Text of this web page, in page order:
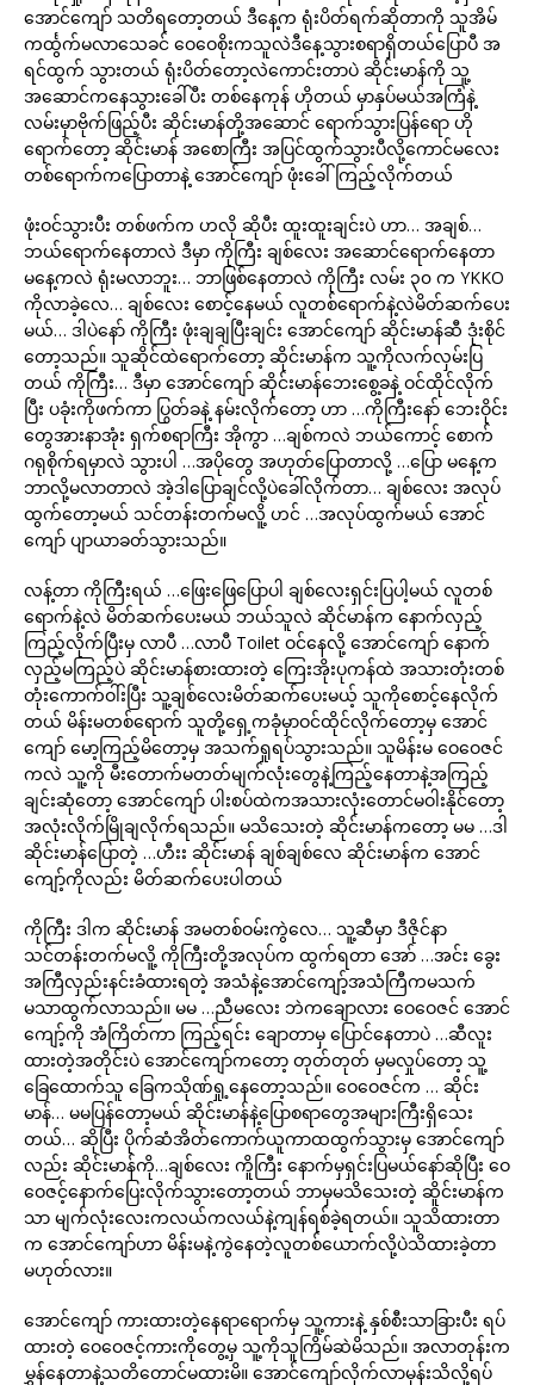
အောင်ကျော် သတိရတော့တယ် ဒီနေ့က ရုံးပိတ်ရက်ဆိုတာကို သူအိမ်
ကင်္ထွက်မလာသေခင် ဝေဝေစိုးကသူလဲဒီနေ့သွားစရာရှိတယ်ပြောပီ အ
ရင်ထွက် သွားတယ် ရုံးပိတ်တော့လဲကောင်းတာပဲ ဆိုင်းမာန်ကို သူ့
အဆောင်ကနေသွားခေါ်ပီး တစ်နေကုန် ဟိုတယ် မှာနှပ်မယ်အကြံနဲ့
လမ်းမှာဗိုက်ဖြည့်ပီး ဆိုင်းမာန်တို့အဆောင် ရောက်သွားပြန်ရော ဟို
ရောက်တော့ ဆိုင်းမာန် အစောကြီး အပြင်ထွက်သွားပီလို့ကောင်မလေး
တစ်ရောက်ကပြောတာနဲ့ အောင်ကျော် ဖုံးခေါ်ကြည့်လိုက်တယ်
ဖုံးဝင်သွားပီး တစ်ဖက်က ဟလို ဆိုပီး ထူးထူးချင်းပဲ ဟာ… အချစ်…
ဘယ်ရောက်နေတာလဲ ဒီမှာ ကိုကြီး ချစ်လေး အဆောင်ရောက်နေတာ
မနေ့ကလဲ ရုံးမလာဘူး… ဘာဖြစ်နေတာလဲ ကိုကြီး လမ်း ၃၀ က YKKO
ကိုလာခဲ့လေ… ချစ်လေး စောင့်နေမယ် လူတစ်ရောက်နဲ့လဲမိတ်ဆက်ပေး
မယ်… ဒါပဲနော် ကိုကြီး ဖုံးချချပြီးချင်း အောင်ကျော် ဆိုင်းမာန်ဆီ ဒုံးစိုင်
တော့သည်။ သူဆိုင်ထဲရောက်တော့ ဆိုင်းမာန်က သူ့ကိုလက်လှမ်းပြ
တယ် ကိုကြီး… ဒီမှာ အောင်ကျော် ဆိုင်းမာန်ဘေးစွေ့ခနဲ့ ဝင်ထိုင်လိုက်
ပြီး ပခုံးကိုဖက်ကာ ပြွတ်ခနဲ့ နမ်းလိုက်တော့ ဟာ …ကိုကြီးနော် ဘေးဝိုင်း
တွေအားနာအုံး ရှက်စရာကြီး အိုကွာ …ချစ်ကလဲ ဘယ်ကောင့် စောက်
ဂရုစိုက်ရမှာလဲ သွားပါ …အပိုတွေ အဟုတ်ပြောတာလို့ …ပြော မနေ့က
ဘာလို့မလာတာလဲ အဲ့ဒါပြောချင်လို့ပဲခေါ်လိုက်တာ… ချစ်လေး အလုပ်
ထွက်တော့မယ် သင်တန်းတက်မလိူ့ ဟင် …အလုပ်ထွက်မယ် အောင်
ကျော် ပျာယာခတ်သွားသည်။
လန့်တာ ကိုကြီးရယ် …ဖြေးဖြေပြောပါ ချစ်လေးရှင်းပြပါ့မယ် လူတစ်
ရောက်နဲ့လဲ မိတ်ဆက်ပေးမယ် ဘယ်သူလဲ ဆိုင်မာန်က နောက်လှည့်
ကြည့်လိုက်ပြီးမှ လာပီ …လာပီ Toilet ဝင်နေလို့ အောင်ကျော် နောက်
လှည့်မကြည့်ပဲ ဆိုင်းမာန်စားထားတဲ့ ကြေးအိုးပုကန်ထဲ အသားတုံးတစ်
တုံးကောက်ဝါ်းပြီး သူ့ချစ်လေးမိတ်ဆက်ပေးမယ့် သူကိုစောင့်နေလိုက်
တယ် မိန်းမတစ်ရောက် သူတို့ရှေ့ကခုံမှာဝင်ထိုင်လိုက်တော့မှ အောင်
ကျော် မော့ကြည့်မိတော့မှ အသက်ရှုရပ်သွားသည်။ သူမိန်းမ ဝေဝေဇင်
ကလဲ သူ့ကို မီးတောက်မတတ်မျက်လုံးတွေနဲ့ကြည့်နေတာနဲ့အကြည့်
ချင်းဆုံတော့ အောင်ကျော် ပါးစပ်ထဲကအသားလုံးတောင်မဝါးနိုင်တော့
အလုံးလိုက်မြိုချလိုက်ရသည်။ မသိသေးတဲ့ ဆိုင်းမာန်ကတော့ မမ …ဒါ
ဆိုင်းမာန်ပြောတဲ့ …ဟီးး ဆိုင်းမာန် ချစ်ချစ်လေ ဆိုင်းမာန်က အောင်
ကျော့်ကိုလည်း မိတ်ဆက်ပေးပါတယ်
ကိုကြီး ဒါက ဆိုင်းမာန် အမတစ်ဝမ်းကွဲလေ… သူ့ဆီမှာ ဒီဇိုင်နာ
သင်တန်းတက်မလိူ့ ကိုကြီးတို့အလုပ်က ထွက်ရတာ အော် …အင်း ခွေး
အကြီလှည်းနင်းခံထားရတဲ့ အသံနဲ့အောင်ကျော့်အသံကြီကမသက်
မသာထွက်လာသည်။ မမ …ညီမလေး ဘဲကချောလား ဝေဝေဇင် အောင်
ကျော့်ကို အံကြိတ်ကာ ကြည့်ရင်း ချောတာမှ ပြောင်နေတာပဲ …ဆီလူး
ထားတဲ့အတိုင်းပဲ အောင်ကျော်ကတော့ တုတ်တုတ် မှမလှုပ်တော့ သူ့
ခြေထောက်သူ ခြေကသိုဏ်ရှု့နေတော့သည်။ ဝေဝေဇင်က … ဆိုင်း
မာန်… မမပြန်တော့မယ် ဆိုင်းမာန်နဲ့ပြောစရာတွေအများကြီးရှိသေး
တယ်… ဆိုပြီး ပိုက်ဆံအိတ်ကောက်ယူကာထထွက်သွားမှ အောင်ကျော်
လည်း ဆိုင်းမာန်ကို…ချစ်လေး ကိူကြီး နောက်မှရှင်းပြမယ်နော်ဆိုပြီး ဝေ
ဝေဇင့်နောက်ပြေးလိုက်သွားတော့တယ် ဘာမှမသိသေးတဲ့ ဆိူင်းမာန်က
သာ မျက်လုံးလေးကလယ်ကလယ်နဲ့ကျန်ရစ်ခဲ့ရတယ်။ သူသိထားတာ
က အောင်ကျော်ဟာ မိန်းမနဲ့ကွဲနေတဲ့လူတစ်ယောက်လို့ပဲသိထားခဲ့တာ
မဟုတ်လား။
အောင်ကျော် ကားထားတဲ့နေရာရောက်မှ သူ့ကားနဲ့ နှစ်စီးသာခြားပီး ရပ်
ထားတဲ့ ဝေဝေဇင့်ကားကိုတွေ့မှ သူ့ကိုသူကြိမ်ဆဲမိသည်။ အလာတုန်းက
မွှန်နေတာနဲ့သတိတောင်မထားမိ။ အောင်ကျော်လိုက်လာမှန်းသိလို့ရပ်